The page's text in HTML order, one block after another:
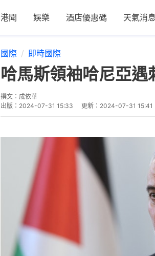
港聞 娛樂 酒店優惠碼 天氣消息
國際 即時國際
哈馬斯領袖哈尼亞
撰文： 成依華
出版： 2024-07-31 15:33 更新： 2024-07-31 15:41